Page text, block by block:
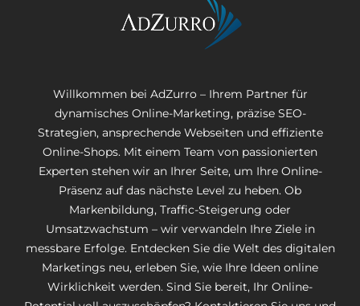
Willkommen bei AdZurro – Ihrem Partner für
dynamisches Online-Marketing, präzise SEO-
Strategien, ansprechende Webseiten und effiziente
Online-Shops. Mit einem Team von passionierten
Experten stehen wir an Ihrer Seite, um Ihre Online-
Präsenz auf das nächste Level zu heben. Ob
Markenbildung, Traffic-Steigerung oder
Umsatzwachstum – wir verwandeln Ihre Ziele in
messbare Erfolge. Entdecken Sie die Welt des digitalen
Marketings neu, erleben Sie, wie Ihre Ideen online
Wirklichkeit werden. Sind Sie bereit, Ihr Online-